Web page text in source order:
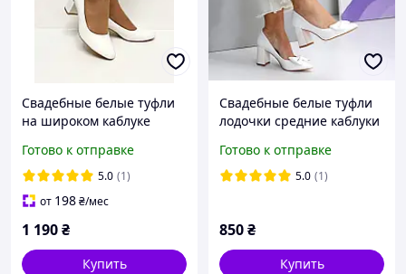
Свадебные белые туфли
на широком каблуке
Готово к отправке
5.0 (1)
от 198₴/мес
1 190₴
Купить
Свадебные белые туфли
лодочки средние каблуки
Готово к отправке
5.0 (1)
850₴
Купить